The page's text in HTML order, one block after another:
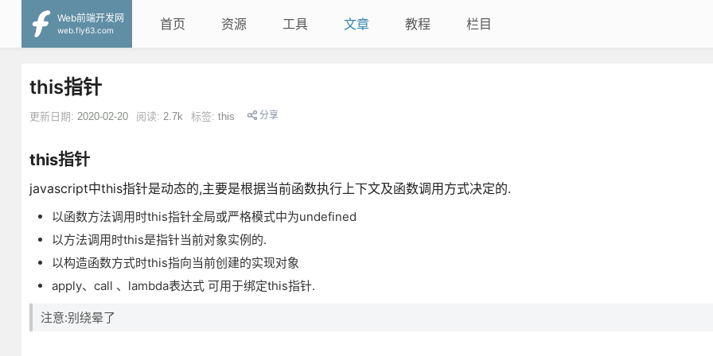
Web前端开发网
web.fly63.com
首页 资源 工具 文章 教程 栏目
this指针
更新日期: 2020-02-20 阅读: 2.7k 标签: this 分享
this指针
javascript中this指针是动态的,主要是根据当前函数执行上下文及函数调用方式决定的.
以函数方法调用时this指针全局或严格模式中为undefined
以方法调用时this是指针当前对象实例的.
以构造函数方式时this指向当前创建的实现对象
apply、call 、lambda表达式 可用于绑定this指针.
注意:别绕晕了